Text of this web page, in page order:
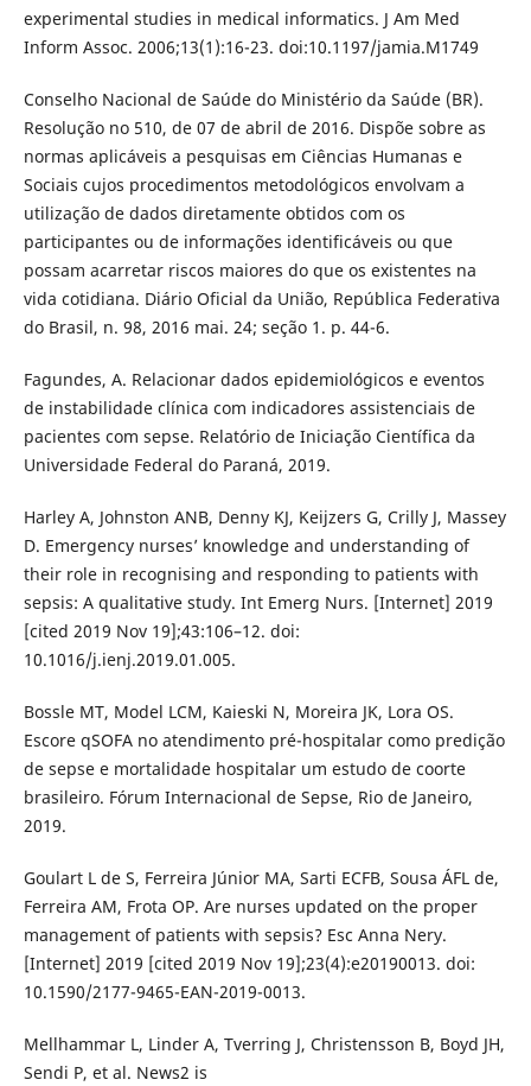
experimental studies in medical informatics. J Am Med
Inform Assoc. 2006;13(1):16-23. doi:10.1197/jamia.M1749
Conselho Nacional de Saúde do Ministério da Saúde (BR).
Resolução no 510, de 07 de abril de 2016. Dispõe sobre as
normas aplicáveis a pesquisas em Ciências Humanas e
Sociais cujos procedimentos metodológicos envolvam a
utilização de dados diretamente obtidos com os
participantes ou de informações identificáveis ou que
possam acarretar riscos maiores do que os existentes na
vida cotidiana. Diário Oficial da União, República Federativa
do Brasil, n. 98, 2016 mai. 24; seção 1. p. 44-6.
Fagundes, A. Relacionar dados epidemiológicos e eventos
de instabilidade clínica com indicadores assistenciais de
pacientes com sepse. Relatório de Iniciação Científica da
Universidade Federal do Paraná, 2019.
Harley A, Johnston ANB, Denny KJ, Keijzers G, Crilly J, Massey
D. Emergency nurses’ knowledge and understanding of
their role in recognising and responding to patients with
sepsis: A qualitative study. Int Emerg Nurs. [Internet] 2019
[cited 2019 Nov 19];43:106–12. doi:
10.1016/j.ienj.2019.01.005.
Bossle MT, Model LCM, Kaieski N, Moreira JK, Lora OS.
Escore qSOFA no atendimento pré-hospitalar como predição
de sepse e mortalidade hospitalar um estudo de coorte
brasileiro. Fórum Internacional de Sepse, Rio de Janeiro,
2019.
Goulart L de S, Ferreira Júnior MA, Sarti ECFB, Sousa ÁFL de,
Ferreira AM, Frota OP. Are nurses updated on the proper
management of patients with sepsis? Esc Anna Nery.
[Internet] 2019 [cited 2019 Nov 19];23(4):e20190013. doi:
10.1590/2177-9465-EAN-2019-0013.
Mellhammar L, Linder A, Tverring J, Christensson B, Boyd JH,
Sendi P, et al. News2 is